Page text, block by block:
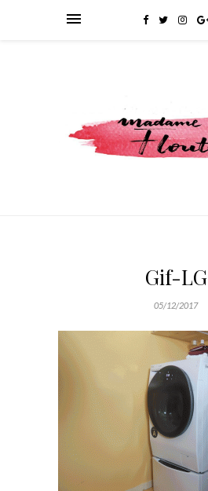
Gif-LG
05/12/2017